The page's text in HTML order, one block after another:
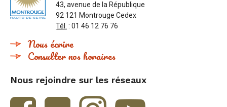
43, avenue de la République
92 121 Montrouge Cedex
Tél. : 01 46 12 76 76
Nous écrire
Consulter nos horaires
Nous rejoindre sur les réseaux